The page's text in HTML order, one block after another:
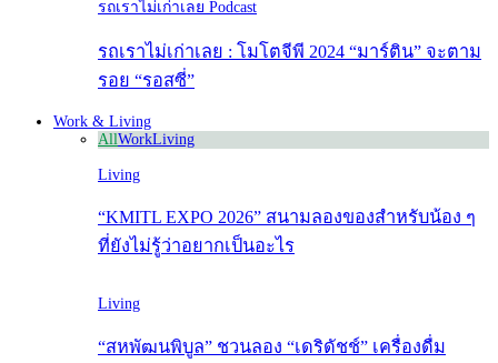
รถเราไม่เก่าเลย Podcast
รถเราไม่เก่าเลย : โมโตจีพี 2024 “มาร์ติน” จะตาม
รอย “รอสซี่”
Work & Living
AllWorkLiving
Living
“KMITL EXPO 2026” สนามลองของสำหรับน้อง ๆ
ที่ยังไม่รู้ว่าอยากเป็นอะไร
Living
“สหพัฒนพิบูล” ชวนลอง “เดริดัชช์” เครื่องดื่ม